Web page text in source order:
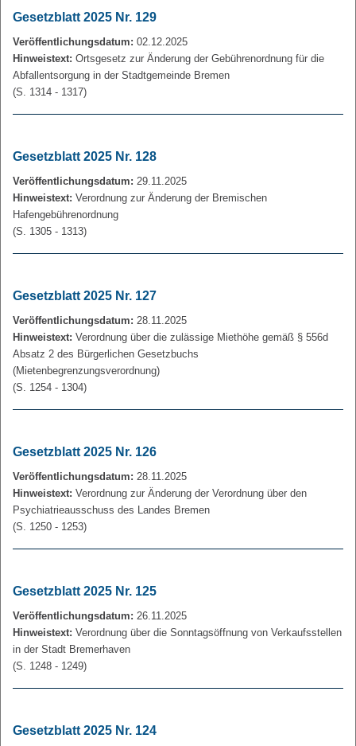
Gesetzblatt 2025 Nr. 129
Veröffentlichungsdatum: 02.12.2025
Hinweistext: Ortsgesetz zur Änderung der Gebührenordnung für die
Abfallentsorgung in der Stadtgemeinde Bremen
(S. 1314 - 1317)
Gesetzblatt 2025 Nr. 128
Veröffentlichungsdatum: 29.11.2025
Hinweistext: Verordnung zur Änderung der Bremischen
Hafengebührenordnung
(S. 1305 - 1313)
Gesetzblatt 2025 Nr. 127
Veröffentlichungsdatum: 28.11.2025
Hinweistext: Verordnung über die zulässige Miethöhe gemäß § 556d
Absatz 2 des Bürgerlichen Gesetzbuchs
(Mietenbegrenzungsverordnung)
(S. 1254 - 1304)
Gesetzblatt 2025 Nr. 126
Veröffentlichungsdatum: 28.11.2025
Hinweistext: Verordnung zur Änderung der Verordnung über den
Psychiatrieausschuss des Landes Bremen
(S. 1250 - 1253)
Gesetzblatt 2025 Nr. 125
Veröffentlichungsdatum: 26.11.2025
Hinweistext: Verordnung über die Sonntagsöffnung von Verkaufsstellen
in der Stadt Bremerhaven
(S. 1248 - 1249)
Gesetzblatt 2025 Nr. 124